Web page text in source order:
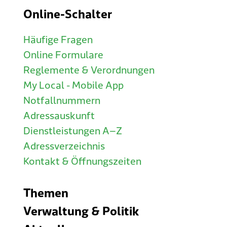
Online-Schalter
Häufige Fragen
Online Formulare
Reglemente & Verordnungen
My Local - Mobile App
Notfallnummern
Adressauskunft
Dienstleistungen A–Z
Adressverzeichnis
Kontakt & Öffnungszeiten
Themen
Verwaltung & Politik